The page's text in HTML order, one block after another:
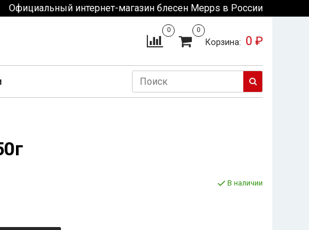
Официальный интернет-магазин блесен Mepps в России
0 0
Корзина: 0 ₽
В наличии